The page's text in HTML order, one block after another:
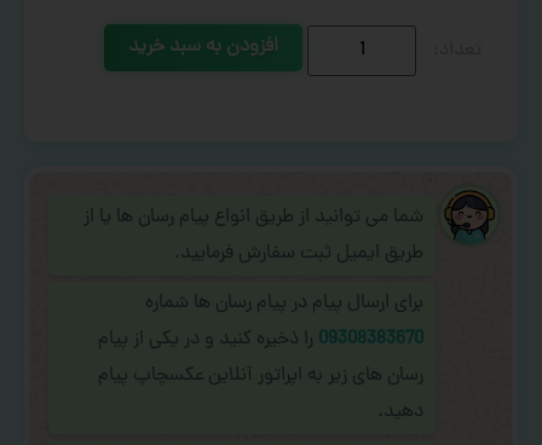
افزودن به سبد خرید
شما می توانید از طریق انواع پیام رسان ها یا از
طریق ایمیل ثبت سفارش فرمایید.
برای ارسال پیام در پیام رسان ها شماره
09308383670 را ذخیره کنید و در یکی از پیام
رسان های زیر به اپراتور آنلاین عکسچاپ پیام
دهید.